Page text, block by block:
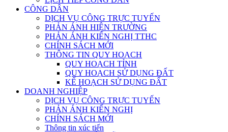
CÔNG DÂN
DỊCH VỤ CÔNG TRỰC TUYẾN
PHẢN ÁNH HIỆN TRƯỜNG
PHẢN ÁNH KIẾN NGHỊ TTHC
CHÍNH SÁCH MỚI
THÔNG TIN QUY HOẠCH
QUY HOẠCH TỈNH
QUY HOẠCH SỬ DỤNG ĐẤT
KẾ HOẠCH SỬ DỤNG ĐẤT
DOANH NGHIỆP
DỊCH VỤ CÔNG TRỰC TUYẾN
PHẢN ÁNH KIẾN NGHỊ
CHÍNH SÁCH MỚI
Thông tin xúc tiến